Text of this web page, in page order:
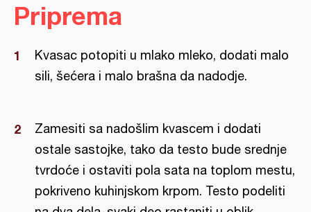
Priprema
Kvasac potopiti u mlako mleko, dodati malo
sili, šećera i malo brašna da nadodje.
Zamesiti sa nadošlim kvascem i dodati
ostale sastojke, tako da testo bude srednje
tvrdoće i ostaviti pola sata na toplom mestu,
pokriveno kuhinjskom krpom. Testo podeliti